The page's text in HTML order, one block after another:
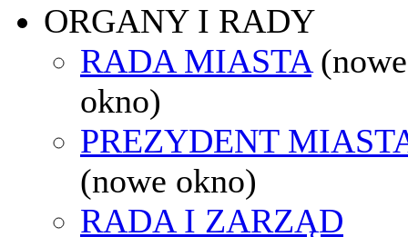
ORGANY I RADY
RADA MIASTA (nowe
okno)
PREZYDENT
(nowe okno)
RADA I ZARZĄD